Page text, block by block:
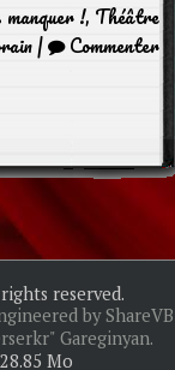
manquer !, Théâtre
| Commenter
reserved.
by ShareVB
Gareginyan.
Mo